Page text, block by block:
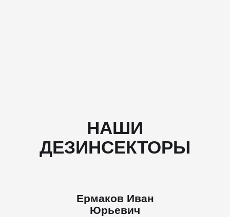
НАШИ
ДЕЗИНСЕКТОРЫ
Ермаков Иван
Юрьевич